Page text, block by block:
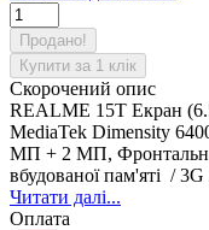
Продано!
Купити за 1 клiк
Скорочений опис
REALME 15T Екран
MediaTek Dimensity
МП + 2 МП,
вбудованої пам'яті /
Читати далі...
Оплата